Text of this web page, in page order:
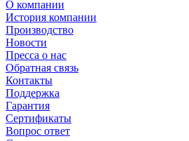
О компании
История компании
Производство
Новости
Пресса о нас
Обратная связь
Контакты
Поддержка
Гарантия
Сертификаты
Вопрос ответ